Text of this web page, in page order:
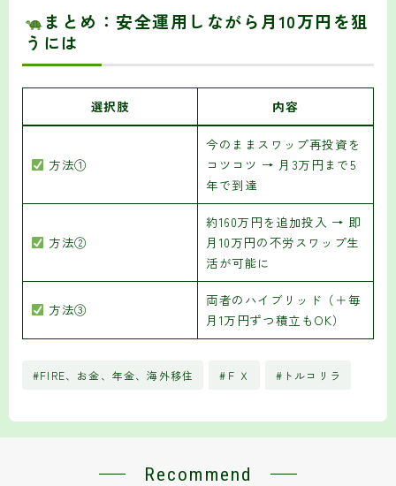
まとめ：安全運用しながら月10万円を狙
うには
選択肢 内容
方法①
今のままスワップ再投資を
コツコツ → 月3万円まで5
年で到達
方法②
約160万円を追加投入 → 即
月10万円の不労スワップ生
活が可能に
方法③
両者のハイブリッド（＋毎
月1万円ずつ積立もOK）
#FIRE、お金、年金、海外移住 #ＦＸ #トルコリラ
Recommend